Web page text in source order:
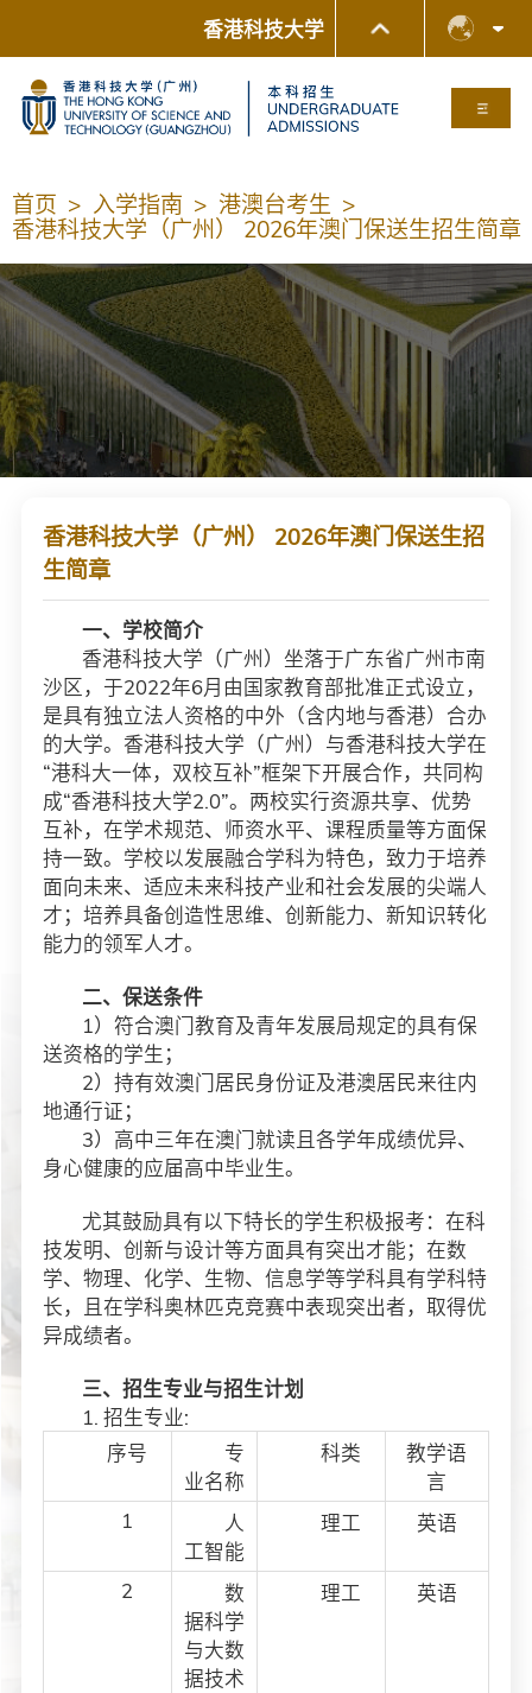
更多关于港科大的资讯
科大新闻
生活@科大
图书馆
校园地图及指南
人才招聘
教授简录
认识科大
香港科技大学
首页 > 入学指南 > 港澳台考生 >
香港科技大学（广州） 2026年澳门保送生招生简章
香港科技大学（广州） 2026年澳门保送生招
生简章
一、学校简介
香港科技大学（广州）坐落于广东省广州市南
沙区，于2022年6月由国家教育部批准正式设立，
是具有独立法人资格的中外（含内地与香港）合办
的大学。香港科技大学（广州）与香港科技大学在
“港科大一体，双校互补”框架下开展合作，共同构
成“香港科技大学2.0”。两校实行资源共享、优势
互补，在学术规范、师资水平、课程质量等方面保
持一致。学校以发展融合学科为特色，致力于培养
面向未来、适应未来科技产业和社会发展的尖端人
才；培养具备创造性思维、创新能力、新知识转化
能力的领军人才。
二、保送条件
1）符合澳门教育及青年发展局规定的具有保
送资格的学生；
2）持有效澳门居民身份证及港澳居民来往内
地通行证；
3）高中三年在澳门就读且各学年成绩优异、
身心健康的应届高中毕业生。
尤其鼓励具有以下特长的学生积极报考：在科
技发明、创新与设计等方面具有突出才能；在数
学、物理、化学、生物、信息学等学科具有学科特
长，且在学科奥林匹克竞赛中表现突出者，取得优
异成绩者。
三、招生专业与招生计划
1. 招生专业:
序号
专
业名称
科类
教学语
言
1
人
工智能
理工 英语
2
数
据科学
与大数
据技术
理工 英语